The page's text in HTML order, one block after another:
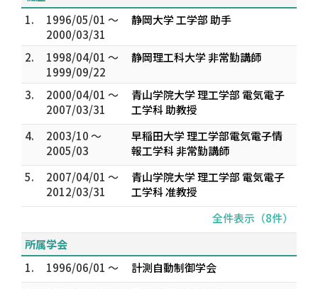
1.
1996/05/01 ～
2000/03/31
静岡大学 工学部 助手
2.
1998/04/01 ～
1999/09/22
静岡理工科大学 非常勤講師
3.
2000/04/01 ～
2007/03/31
青山学院大学 理工学部 電気電子
工学科 助教授
4.
2003/10 ～
2005/03
早稲田大学 理工学部電気電子情
報工学科 非常勤講師
5.
2007/04/01 ～
2012/03/31
青山学院大学 理工学部 電気電子
工学科 准教授
全件表示（8件）
所属学会
1.
1996/06/01 ～
計測自動制御学会